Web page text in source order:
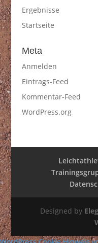
Ergebnisse
Startseite
Meta
Anmelden
Eintrags-Feed
Kommentar-Feed
WordPress.org
Designed by